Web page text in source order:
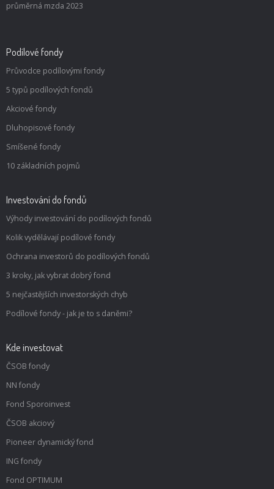
průměrná mzda 2023
Podílové fondy
Průvodce podílovými fondy
5 typů podílových fondů
Akciové fondy
Dluhopisové fondy
Smíšené fondy
10 základních pojmů
Investování do fondů
Výhody investování do podílových fondů
Kolik vydělávají podílové fondy
Ochrana investorů do podílových fondů
3 kroky, jak vybrat dobrý fond
5 nejčastějších investorských chyb
Podílové fondy - jak je to s daněmi?
Kde investovat
ČSOB fondy
NN fondy
Fond Sporoinvest
ČSOB akciový
Pioneer dynamický fond
ING fondy
Fond OPTIMUM